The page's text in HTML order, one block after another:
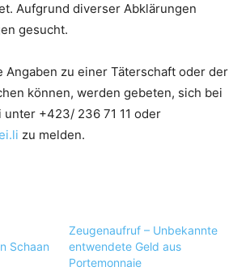
Aufgrund diverser Abklärungen
gesucht.
Angaben zu einer Täterschaft oder der
können, werden gebeten, sich bei
+423/ 236 71 11 oder
zu melden.
Schaan
Zeugenaufruf – Unbekannte
entwendete Geld aus
Portemonnaie